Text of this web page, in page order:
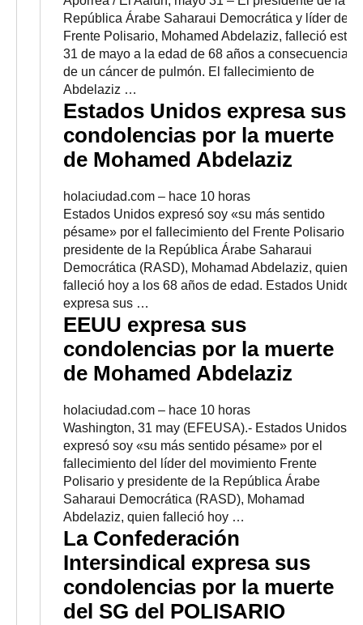
República Árabe Saharaui Democrática y líder del
Frente Polisario, Mohamed Abdelaziz, falleció este
31 de mayo a la edad de 68 años a consecuencia
de un cáncer de pulmón. El fallecimiento de
Abdelaziz …
Estados Unidos expresa sus
condolencias por la muerte
de Mohamed Abdelaziz
holaciudad.com – ‎hace 10 horas‎
Estados Unidos expresó soy «su más sentido
pésame» por el fallecimiento del Frente Polisario y
presidente de la República Árabe Saharaui
Democrática (RASD), Mohamad Abdelaziz, quien
falleció hoy a los 68 años de edad. Estados Unidos
expresa sus …
EEUU expresa sus
condolencias por la muerte
de Mohamed Abdelaziz
holaciudad.com – ‎hace 10 horas‎
Washington, 31 may (EFEUSA).- Estados Unidos
expresó soy «su más sentido pésame» por el
fallecimiento del líder del movimiento Frente
Polisario y presidente de la República Árabe
Saharaui Democrática (RASD), Mohamad
Abdelaziz, quien falleció hoy …
La Confederación
Intersindical expresa sus
condolencias por la muerte
del SG del POLISARIO